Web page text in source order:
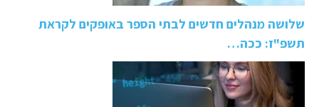
שלושה מנהלים חדשים לבתי הספר באופקים לקראת
תשפ"ז: ככה…